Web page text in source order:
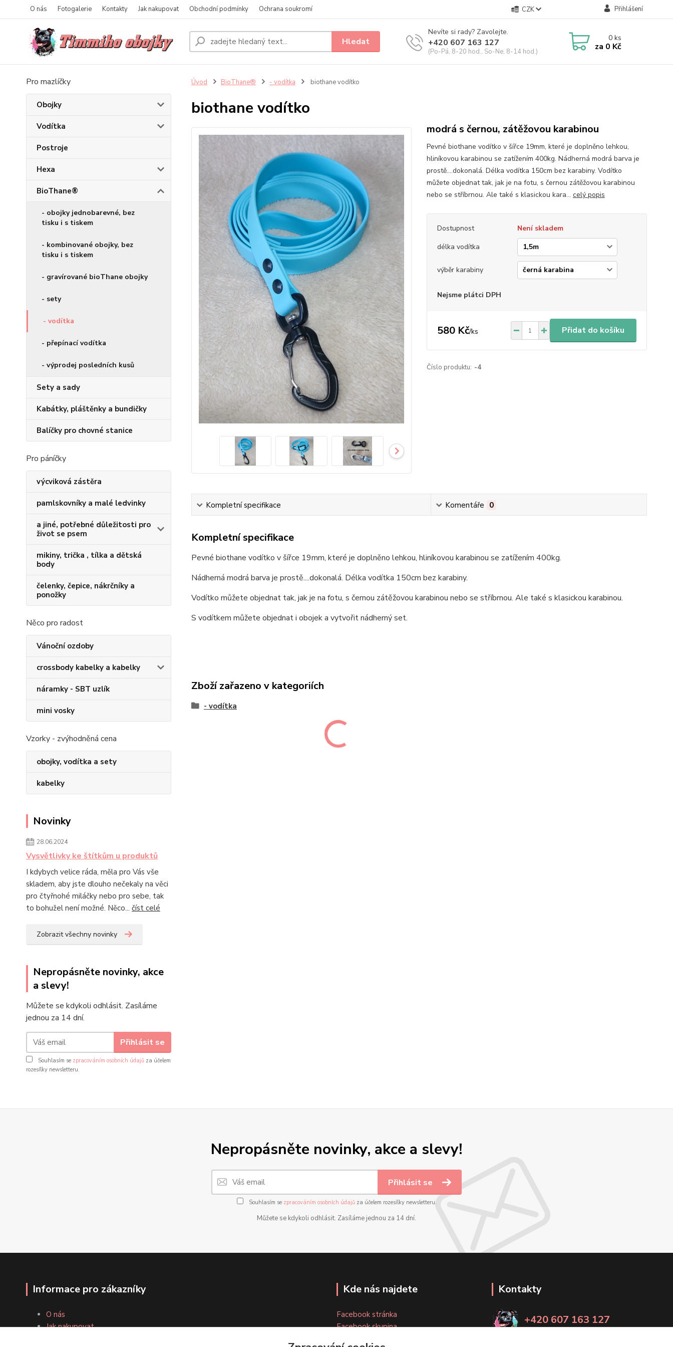
O nás Fotogalerie Kontakty Jak nakupovat Obchodní podmínky Ochrana soukromí CZK Přihlášení
Hledat
Nevíte si rady? Zavolejte.
+420 607 163 127
(Po-Pá, 8-20 hod., So-Ne, 8-14 hod.)
0ks
za 0 Kč
Pro mazlíčky
Obojky
Vodítka
Postroje
Hexa
BioThane®
- obojky jednobarevné, bez
tisku i s tiskem
- kombinované obojky, bez
tisku i s tiskem
- gravírované bioThane obojky
- sety
- vodítka
- přepínací vodítka
- výprodej posledních kusů
Sety a sady
Kabátky, pláštěnky a bundičky
Balíčky pro chovné stanice
Pro páníčky
výcviková zástěra
pamlskovníky a malé ledvinky
a jiné, potřebné důležitosti pro
život se psem
mikiny, trička , tílka a dětská
body
čelenky, čepice, nákrčníky a
ponožky
Něco pro radost
Vánoční ozdoby
crossbody kabelky a kabelky
náramky - SBT uzlík
mini vosky
Vzorky - zvýhodněná cena
obojky, vodítka a sety
kabelky
Novinky
28.06.2024
Vysvětlivky ke štítkům u produktů
I kdybych velice ráda, měla pro Vás vše
skladem, aby jste dlouho nečekaly na věci
pro čtyřnohé miláčky nebo pro sebe, tak
to bohužel není možné. Něco... číst celé
Zobrazit všechny novinky
Nepropásněte novinky, akce
a slevy!
Můžete se kdykoli odhlásit. Zasíláme
jednou za 14 dní.
Přihlásit se
Souhlasím se zpracováním osobních údajů za účelem
rozesílky newsletteru.
Úvod BioThane® - vodítka biothane vodítko
biothane vodítko
modrá s černou, zátěžovou karabinou
Pevné biothane vodítko v šířce 19mm, které je doplněno lehkou,
hliníkovou karabinou se zatížením 400kg. Nádherná modrá barva je
prostě....dokonalá. Délka vodítka 150cm bez karabiny. Vodítko
můžete objednat tak, jak je na fotu, s černou zátěžovou karabinou
nebo se stříbrnou. Ale také s klasickou kara... celý popis
Dostupnost
Není skladem
délka vodítka
výběr karabiny
Nejsme plátci DPH
580 Kč/ks Přidat do košíku
Číslo produktu: -4
Kompletní specifikace Komentáře 0
Kompletní specifikace
Pevné biothane vodítko v šířce 19mm, které je doplněno lehkou, hliníkovou karabinou se zatížením 400kg.
Nádherná modrá barva je prostě....dokonalá. Délka vodítka 150cm bez karabiny.
Vodítko můžete objednat tak, jak je na fotu, s černou zátěžovou karabinou nebo se stříbrnou. Ale také s klasickou karabinou.
S vodítkem můžete objednat i obojek a vytvořit nádherný set.
Zboží zařazeno v kategoriích
- vodítka
Nepropásněte novinky, akce a slevy!
Přihlásit se
Souhlasím se zpracováním osobních údajůza účelem rozesílky newsletteru.
Můžete se kdykoli odhlásit. Zasíláme jednou za 14 dní.
Informace pro zákazníky
O nás
Jak nakupovat
Kde nás najdete
Facebook stránka
Facebook skupina
Kontakty
+420 607 163 127